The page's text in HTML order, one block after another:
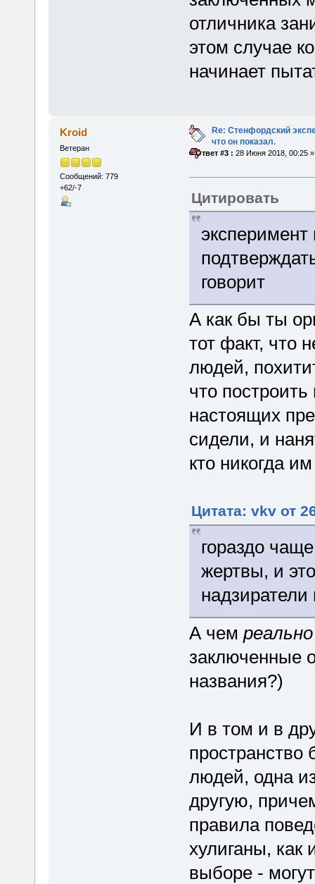
отличника
этом случае
начинает
Kroid
Ветеран
Сообщений: 779
+62/-7
Re: Стенфордский
что он показал.
«Ответ #3 : 28 Июня 2018, 00:25 »
Цитировать
говорит
А как бы ты
тот факт, что
людей,
что
настоящих
сидели, и
кто никогда
Цитата: vkv от
гораздо
жертвы, и
А чем реально
заключенные
названия?)
И в том и в
пространство
людей, одна
другую,
правила
хулиганы, как
выборе -